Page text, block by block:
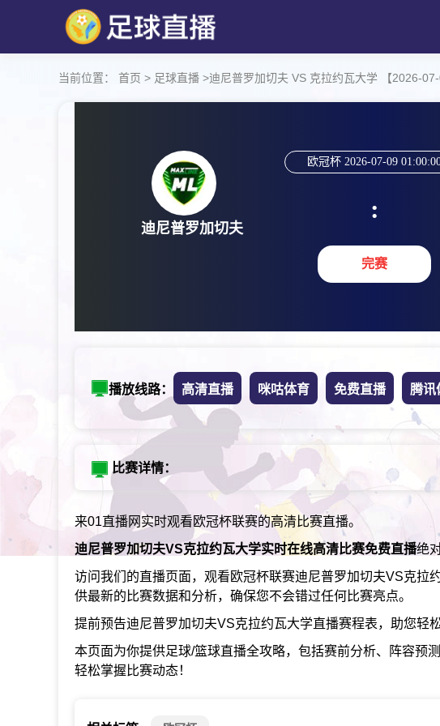
当前位置： 首页 > 足球直播 >迪尼普罗加切夫 VS 克拉约瓦大学 【2026-07-
迪尼普罗加切夫
欧冠杯 2026-07-09
:
完赛
播放线路： 高清直播 咪咕体育 免费直播 腾讯
比赛详情：
来01直播网实时观看欧冠杯联赛的高清比赛直播。
迪尼普罗加切夫VS克拉约瓦大学实时在线高清比赛免费直播绝
访问我们的直播页面，观看欧冠杯联赛迪尼普罗加切夫VS克拉
供最新的比赛数据和分析，确保您不会错过任何比赛亮点。
提前预告迪尼普罗加切夫VS克拉约瓦大学直播赛程表，助您轻
本页面为你提供足球/篮球直播全攻略，包括赛前分析、阵容预
轻松掌握比赛动态！